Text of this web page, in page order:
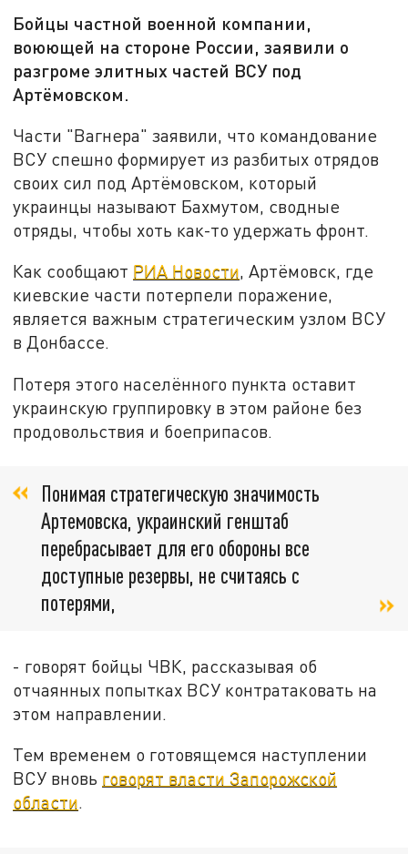
Бойцы частной военной компании,
воюющей на стороне России, заявили о
разгроме элитных частей ВСУ под
Артёмовском.
Части "Вагнера" заявили, что командование
ВСУ спешно формирует из разбитых отрядов
своих сил под Артёмовском, который
украинцы называют Бахмутом, сводные
отряды, чтобы хоть как-то удержать фронт.
Как сообщают РИА Новости, Артёмовск, где
киевские части потерпели поражение,
является важным стратегическим узлом ВСУ
в Донбассе.
Потеря этого населённого пункта оставит
украинскую группировку в этом районе без
продовольствия и боеприпасов.
Понимая стратегическую значимость
Артемовска, украинский генштаб
перебрасывает для его обороны все
доступные резервы, не считаясь с
потерями,
- говорят бойцы ЧВК, рассказывая об
отчаянных попытках ВСУ контратаковать на
этом направлении.
Тем временем о готовящемся наступлении
ВСУ вновь говорят власти Запорожской
области.